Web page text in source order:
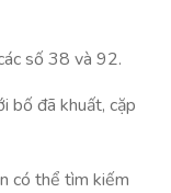
số 38 và 92.
bố đã khuất, cặp
có thể tìm kiếm